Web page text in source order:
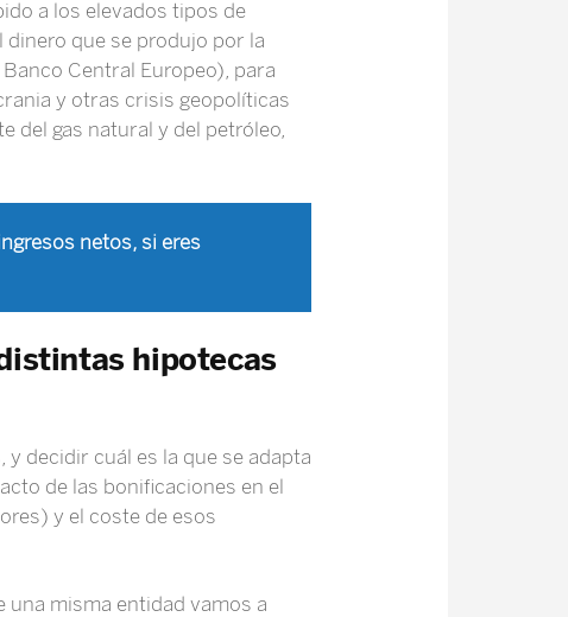
a los elevados tipos de
que se produjo por la
Central Europeo), para
y otras crisis geopolíticas
del gas natural y del petróleo,
netos, si eres
hipotecas
decidir cuál es la que se adapta
de las bonificaciones en el
y el coste de esos
misma entidad vamos a